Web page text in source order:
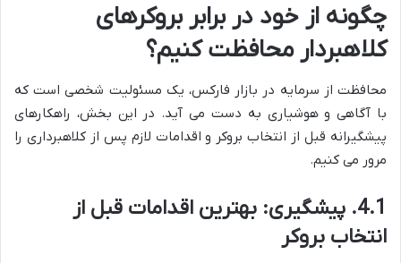
چگونه از خود در برابر بروکرهای
کلاهبردار محافظت کنیم؟
محافظت از سرمایه در بازار فارکس، یک مسئولیت شخصی است که
با آگاهی و هوشیاری به دست می آید. در این بخش، راهکارهای
پیشگیرانه قبل از انتخاب بروکر و اقدامات لازم پس از کلاهبرداری را
مرور می کنیم.
4.1. پیشگیری: بهترین اقدامات قبل از
انتخاب بروکر